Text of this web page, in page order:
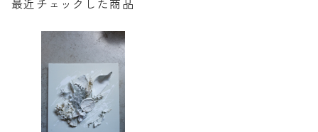
最近チェックした商品